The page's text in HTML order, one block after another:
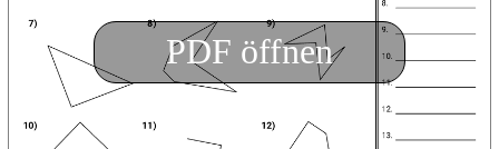
PDF öffnen